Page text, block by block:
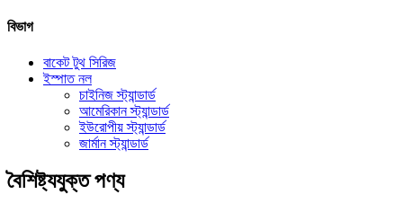
বিভাগ
বাকেট টুথ সিরিজ
ইস্পাত নল
চাইনিজ স্ট্যান্ডার্ড
আমেরিকান স্ট্যান্ডার্ড
ইউরোপীয় স্ট্যান্ডার্ড
জার্মান স্ট্যান্ডার্ড
বৈশিষ্ট্যযুক্ত পণ্য